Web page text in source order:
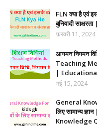
FLN क्या है एवं
बुनियादी साक्षरता |
फ़रवरी 11, 2024
आगमन निगमन
Teaching
|
मई 15, 2024
General
लिए सामान्य
Knowledge